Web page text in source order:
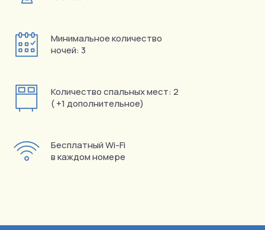
Минимальное количество
ночей: 3
Количество спальных мест: 2
( +1 дополнительное)
Бесплатный Wi-Fi
в каждом номере